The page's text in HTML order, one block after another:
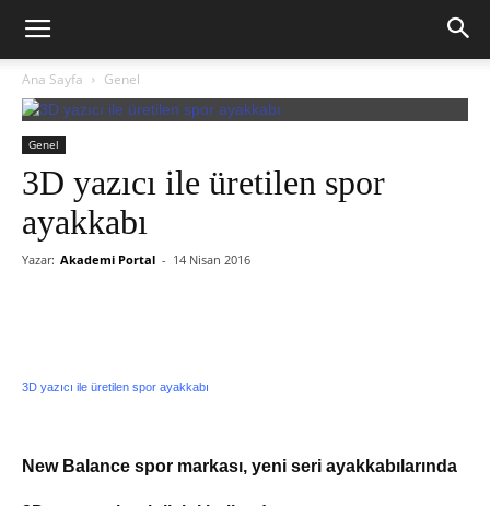
Ana Sayfa Genel
Genel
3D yazıcı ile üretilen spor
ayakkabı
Yazar: Akademi Portal - 14 Nisan 2016
3D yazıcı ile üretilen spor ayakkabı
New Balance spor markası, yeni seri ayakkabılarında